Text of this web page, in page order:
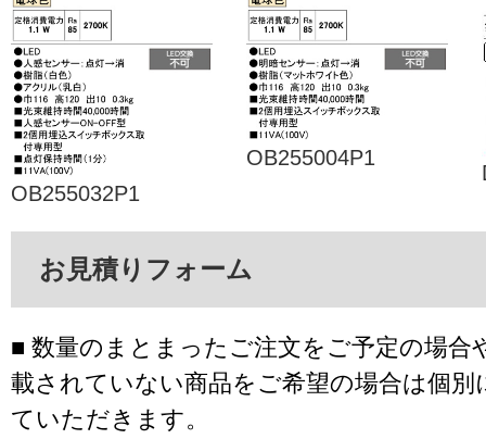
OB255032P1
OB255004P1
お見積りフォーム
■ 数量のまとまったご注文をご予定の場合
載されていない商品をご希望の場合は個別
ていただきます。